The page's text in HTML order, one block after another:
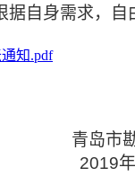
据自身需求，自
知.pdf
青岛市
2019年